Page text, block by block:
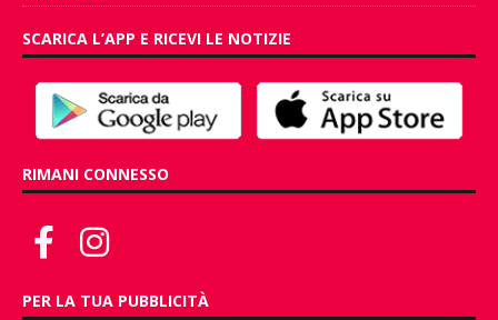
SCARICA L’APP E RICEVI LE NOTIZIE
RIMANI CONNESSO
PER LA TUA PUBBLICITÀ